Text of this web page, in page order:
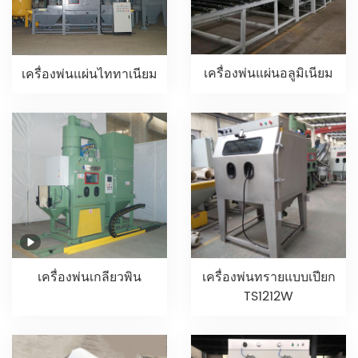
เครื่องพ่นแผ่นไททาเนียม เครื่องพ่นแผ่นอลูมิเนียม
เครื่องพ่นเกลียวพิน
เครื่องพ่นทรายแบบเปียก
TS1212W